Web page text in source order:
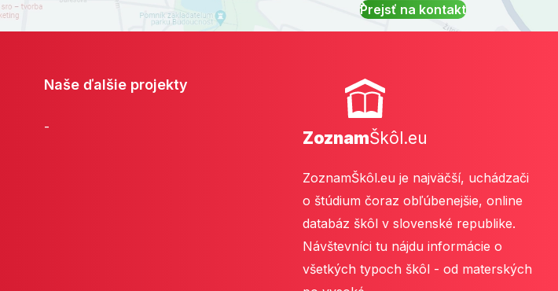
Prejsť na kontakt
Naše ďalšie projekty
-
ZoznamŠkôl.eu
ZoznamŠkôl.eu je najväčší, uchádzači
o štúdium čoraz obľúbenejšie, online
databáz škôl v slovenské republike.
Návštevníci tu nájdu informácie o
všetkých typoch škôl - od materských